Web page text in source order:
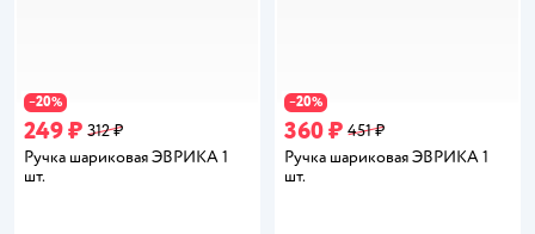
−20%
249 ₽ 312 ₽
Ручка шариковая ЭВРИКА 1
шт.
−20%
360 ₽ 451 ₽
Ручка шариковая ЭВРИКА 1
шт.